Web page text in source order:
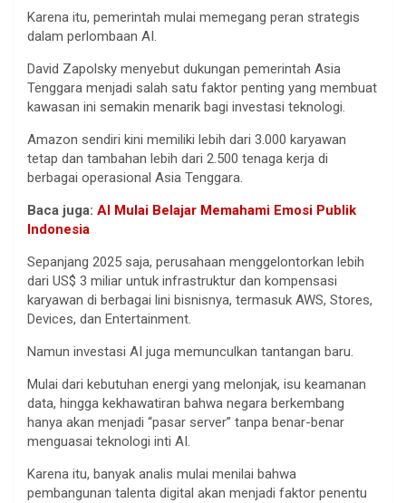
Karena itu, pemerintah mulai memegang peran strategis
dalam perlombaan AI.
David Zapolsky menyebut dukungan pemerintah Asia
Tenggara menjadi salah satu faktor penting yang membuat
kawasan ini semakin menarik bagi investasi teknologi.
Amazon sendiri kini memiliki lebih dari 3.000 karyawan
tetap dan tambahan lebih dari 2.500 tenaga kerja di
berbagai operasional Asia Tenggara.
Baca juga: AI Mulai Belajar Memahami Emosi Publik
Indonesia
Sepanjang 2025 saja, perusahaan menggelontorkan lebih
dari US$ 3 miliar untuk infrastruktur dan kompensasi
karyawan di berbagai lini bisnisnya, termasuk AWS, Stores,
Devices, dan Entertainment.
Namun investasi AI juga memunculkan tantangan baru.
Mulai dari kebutuhan energi yang melonjak, isu keamanan
data, hingga kekhawatiran bahwa negara berkembang
hanya akan menjadi “pasar server” tanpa benar-benar
menguasai teknologi inti AI.
Karena itu, banyak analis mulai menilai bahwa
pembangunan talenta digital akan menjadi faktor penentu